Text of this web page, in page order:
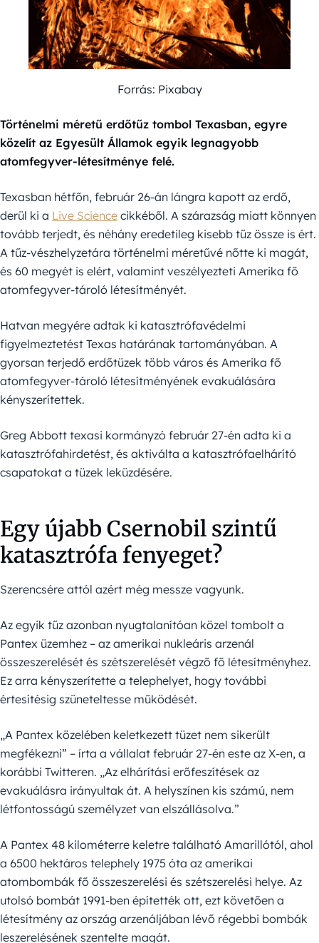
Forrás: Pixabay
Történelmi méretű erdőtűz tombol Texasban, egyre
közelít az Egyesült Államok egyik legnagyobb
atomfegyver-létesítménye felé.
Texasban hétfőn, február 26-án lángra kapott az erdő,
derül ki a Live Science cikkéből. A szárazság miatt könnyen
tovább terjedt, és néhány eredetileg kisebb tűz össze is ért.
A tűz-vészhelyzetára történelmi méretűvé nőtte ki magát,
és 60 megyét is elért, valamint veszélyezteti Amerika fő
atomfegyver-tároló létesítményét.
Hatvan megyére adtak ki katasztrófavédelmi
figyelmeztetést Texas határának tartományában. A
gyorsan terjedő erdőtüzek több város és Amerika fő
atomfegyver-tároló létesítményének evakuálására
kényszerítettek.
Greg Abbott texasi kormányzó február 27-én adta ki a
katasztrófahirdetést, és aktiválta a katasztrófaelhárító
csapatokat a tüzek leküzdésére.
Egy újabb Csernobil szintű
katasztrófa fenyeget?
Szerencsére attól azért még messze vagyunk.
Az egyik tűz azonban nyugtalanítóan közel tombolt a
Pantex üzemhez – az amerikai nukleáris arzenál
összeszerelését és szétszerelését végző fő létesítményhez.
Ez arra kényszerítette a telephelyet, hogy további
értesítésig szüneteltesse működését.
„A Pantex közelében keletkezett tüzet nem sikerült
megfékezni” – írta a vállalat február 27-én este az X-en, a
korábbi Twitteren. „Az elhárítási erőfeszítések az
evakuálásra irányultak át. A helyszínen kis számú, nem
létfontosságú személyzet van elszállásolva.”
A Pantex 48 kilométerre keletre található Amarillótól, ahol
a 6500 hektáros telephely 1975 óta az amerikai
atombombák fő összeszerelési és szétszerelési helye. Az
utolsó bombát 1991-ben építették ott, ezt követően a
létesítmény az ország arzenáljában lévő régebbi bombák
leszerelésének szentelte magát.